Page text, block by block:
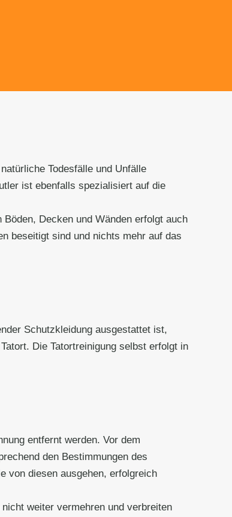
Todesfälle und Unfälle
ist ebenfalls spezialisiert auf die
Decken und Wänden erfolgt auch
beseitigt sind und nichts mehr auf das
Schutzkleidung ausgestattet ist,
Die Tatortreinigung selbst erfolgt in
entfernt werden. Vor dem
den Bestimmungen des
von diesen ausgehen, erfolgreich
weiter vermehren und verbreiten